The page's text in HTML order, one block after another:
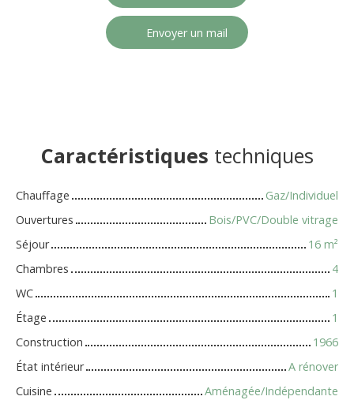
Envoyer un mail
Caractéristiques techniques
Chauffage
Gaz/Individuel
Ouvertures
Bois/PVC/Double vitrage
Séjour
16 m²
Chambres
4
WC
1
Étage
1
Construction
1966
État intérieur
A rénover
Cuisine
Aménagée/Indépendante